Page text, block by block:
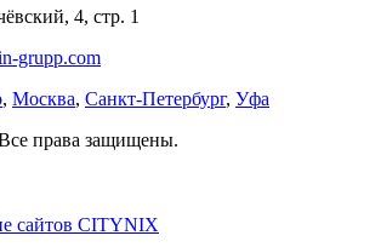
4, стр. 1
grupp.com
, Москва, Санкт-Петербург, Уфа
права защищены.
сайтов CITYNIX